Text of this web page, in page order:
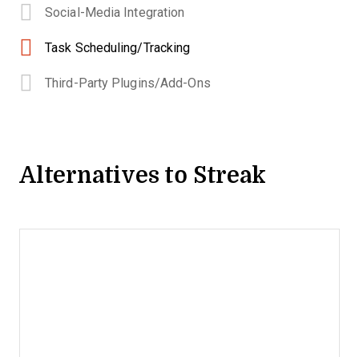
Social-Media Integration
Task Scheduling/Tracking
Third-Party Plugins/Add-Ons
Alternatives to Streak